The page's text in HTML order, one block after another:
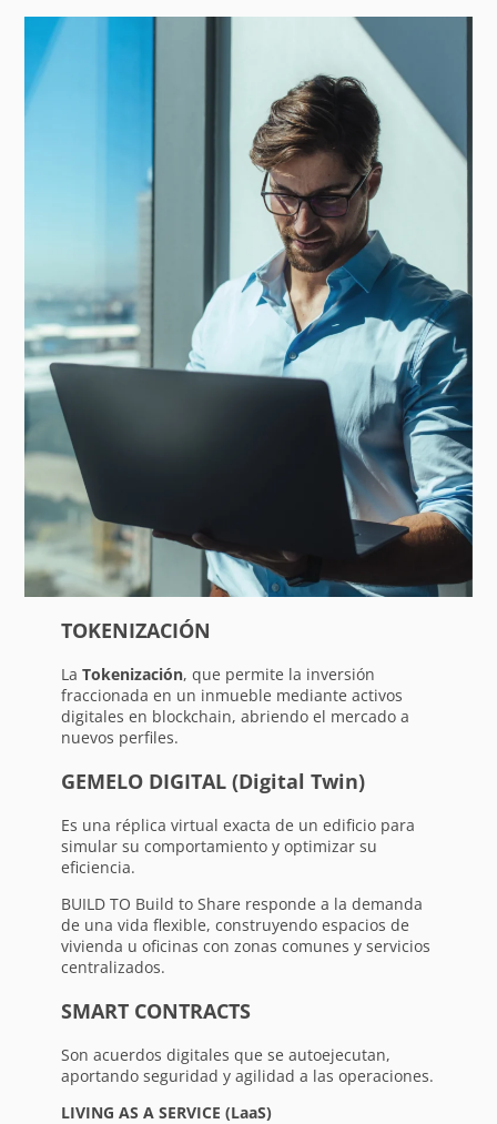
TOKENIZACIÓN
La Tokenización, que permite la inversión
fraccionada en un inmueble mediante activos
digitales en blockchain, abriendo el mercado a
nuevos perfiles.
GEMELO DIGITAL (Digital Twin)
Es una réplica virtual exacta de un edificio para
simular su comportamiento y optimizar su
eficiencia.
BUILD TO Build to Share responde a la demanda
de una vida flexible, construyendo espacios de
vivienda u oficinas con zonas comunes y servicios
centralizados.
SMART CONTRACTS
Son acuerdos digitales que se autoejecutan,
aportando seguridad y agilidad a las operaciones.
LIVING AS A SERVICE (LaaS)